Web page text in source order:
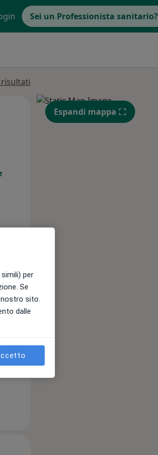
Sei un Professionista sanitario?
Gio, Ven,
14 Ago
12 Ago
Espandi mappa
per
Se
sito.
dalle